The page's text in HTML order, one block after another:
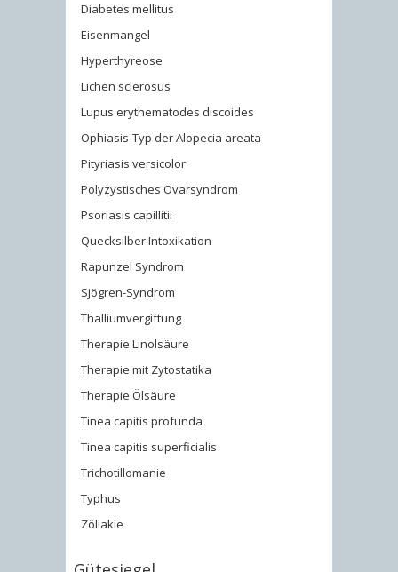
Diabetes mellitus
Eisenmangel
Hyperthyreose
Lichen sclerosus
Lupus erythematodes discoides
Ophiasis-Typ der Alopecia areata
Pityriasis versicolor
Polyzystisches Ovarsyndrom
Psoriasis capillitii
Quecksilber Intoxikation
Rapunzel Syndrom
Sjögren-Syndrom
Thalliumvergiftung
Therapie Linolsäure
Therapie mit Zytostatika
Therapie Ölsäure
Tinea capitis profunda
Tinea capitis superficialis
Trichotillomanie
Typhus
Zöliakie